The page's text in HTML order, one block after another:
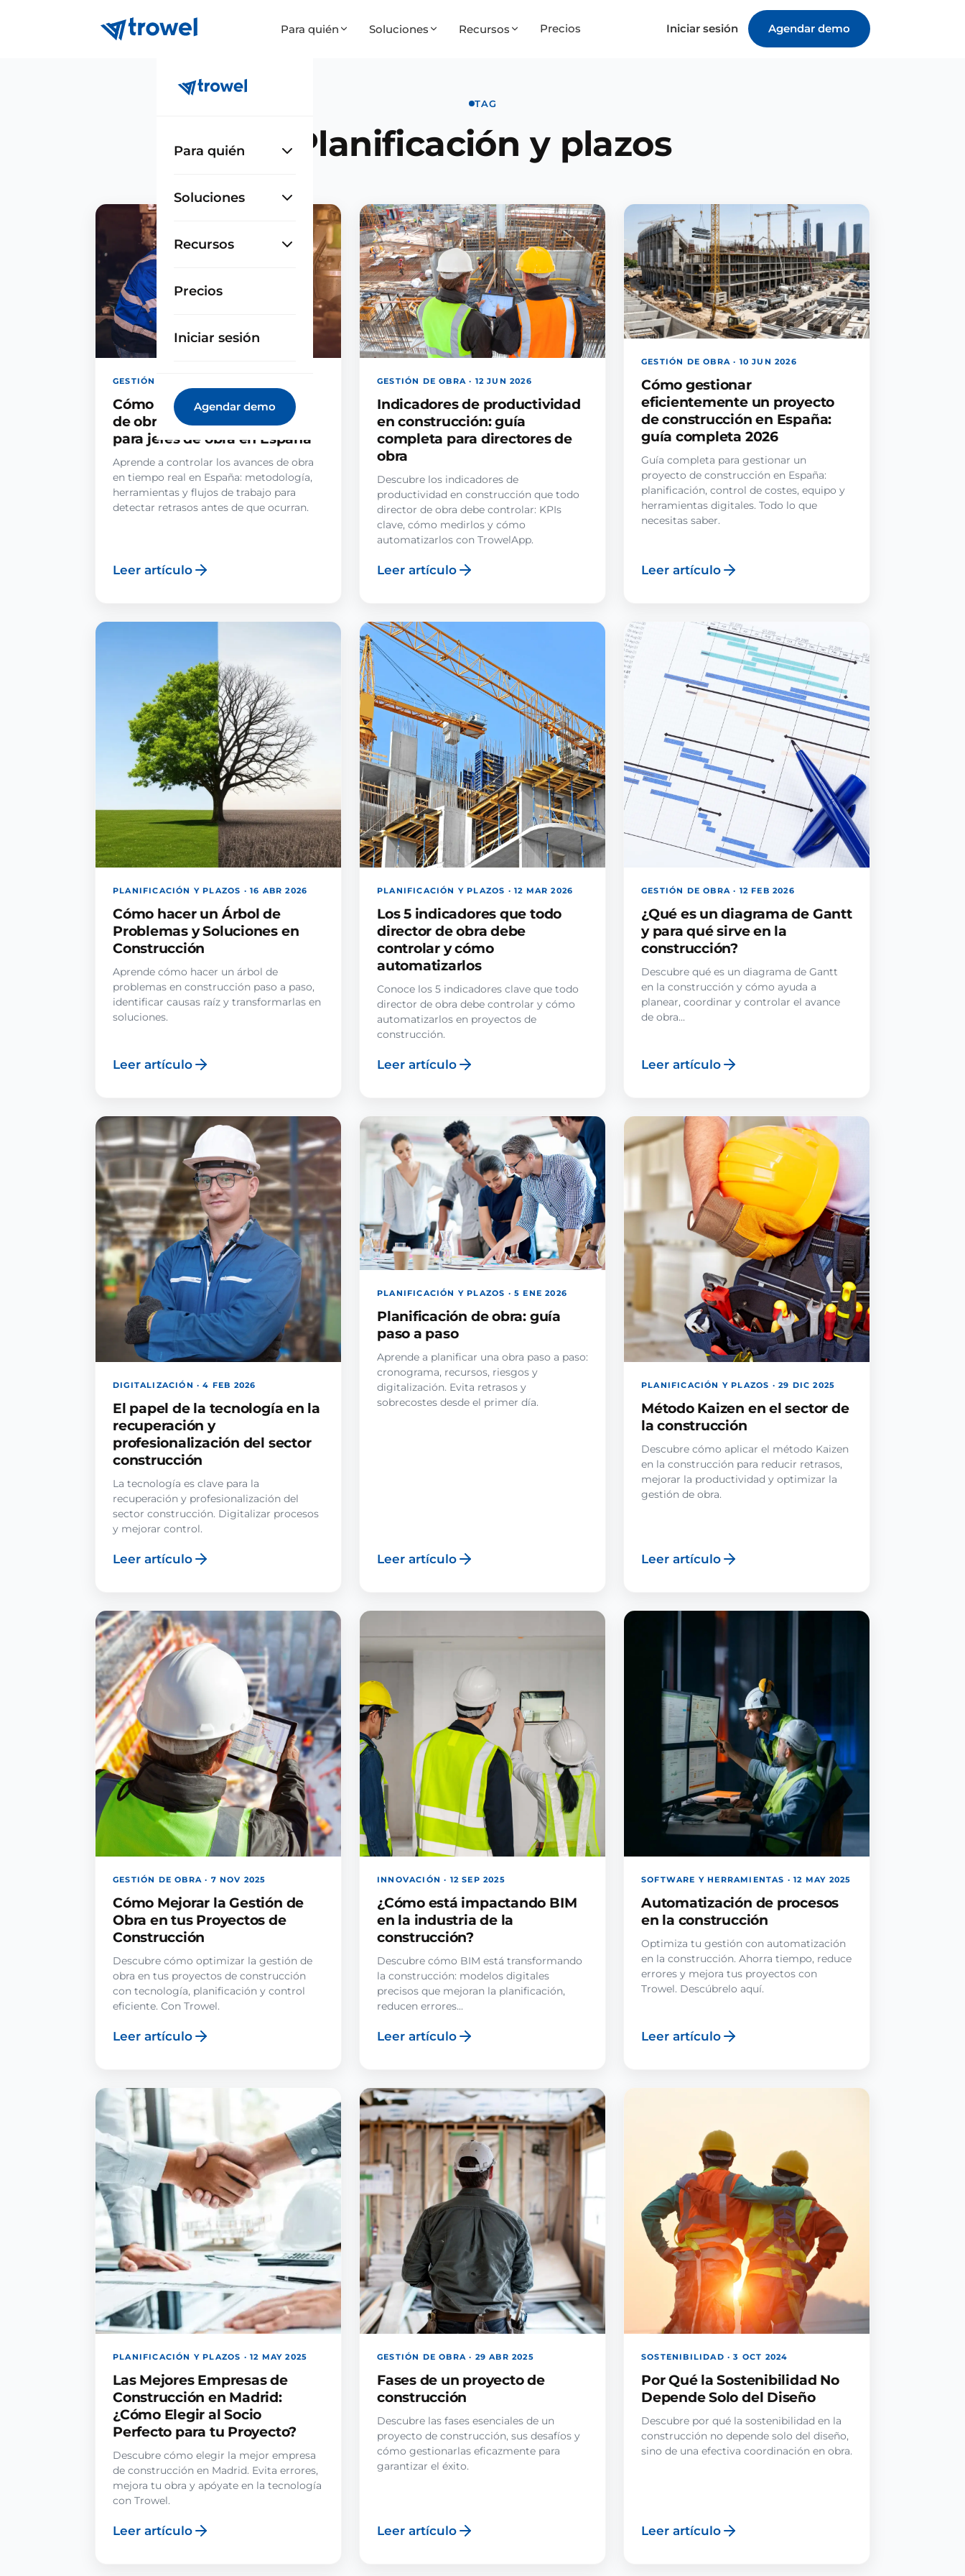
Para quién Soluciones Recursos Precios Iniciar sesión Agendar demo
Para quién
Soluciones
Recursos
Precios
Iniciar sesión
Agendar demo
TAG
Planificación y plazos
GESTIÓN DE OBRA · 15 JUN 2026
Cómo controlar los avances
de obra en tiempo real: guía
para jefes de obra en España
Aprende a controlar los avances de obra
en tiempo real en España: metodología,
herramientas y flujos de trabajo para
detectar retrasos antes de que ocurran.
Leer artículo
GESTIÓN DE OBRA · 12 JUN 2026
Indicadores de productividad
en construcción: guía
completa para directores de
obra
Descubre los indicadores de
productividad en construcción que todo
director de obra debe controlar: KPIs
clave, cómo medirlos y cómo
automatizarlos con TrowelApp.
Leer artículo
GESTIÓN DE OBRA · 10 JUN 2026
Cómo gestionar
eficientemente un proyecto
de construcción en España:
guía completa 2026
Guía completa para gestionar un
proyecto de construcción en España:
planificación, control de costes, equipo y
herramientas digitales. Todo lo que
necesitas saber.
Leer artículo
PLANIFICACIÓN Y PLAZOS · 16 ABR 2026
Cómo hacer un Árbol de
Problemas y Soluciones en
Construcción
Aprende cómo hacer un árbol de
problemas en construcción paso a paso,
identificar causas raíz y transformarlas en
soluciones.
Leer artículo
PLANIFICACIÓN Y PLAZOS · 12 MAR 2026
Los 5 indicadores que todo
director de obra debe
controlar y cómo
automatizarlos
Conoce los 5 indicadores clave que todo
director de obra debe controlar y cómo
automatizarlos en proyectos de
construcción.
Leer artículo
GESTIÓN DE OBRA · 12 FEB 2026
¿Qué es un diagrama de Gantt
y para qué sirve en la
construcción?
Descubre qué es un diagrama de Gantt
en la construcción y cómo ayuda a
planear, coordinar y controlar el avance
de obra...
Leer artículo
DIGITALIZACIÓN · 4 FEB 2026
El papel de la tecnología en la
recuperación y
profesionalización del sector
construcción
La tecnología es clave para la
recuperación y profesionalización del
sector construcción. Digitalizar procesos
y mejorar control.
Leer artículo
PLANIFICACIÓN Y PLAZOS · 5 ENE 2026
Planificación de obra: guía
paso a paso
Aprende a planificar una obra paso a paso:
cronograma, recursos, riesgos y
digitalización. Evita retrasos y
sobrecostes desde el primer día.
Leer artículo
PLANIFICACIÓN Y PLAZOS · 29 DIC 2025
Método Kaizen en el sector de
la construcción
Descubre cómo aplicar el método Kaizen
en la construcción para reducir retrasos,
mejorar la productividad y optimizar la
gestión de obra.
Leer artículo
GESTIÓN DE OBRA · 7 NOV 2025
Cómo Mejorar la Gestión de
Obra en tus Proyectos de
Construcción
Descubre cómo optimizar la gestión de
obra en tus proyectos de construcción
con tecnología, planificación y control
eficiente. Con Trowel.
Leer artículo
INNOVACIÓN · 12 SEP 2025
¿Cómo está impactando BIM
en la industria de la
construcción?
Descubre cómo BIM está transformando
la construcción: modelos digitales
precisos que mejoran la planificación,
reducen errores...
Leer artículo
SOFTWARE Y HERRAMIENTAS · 12 MAY 2025
Automatización de procesos
en la construcción
Optimiza tu gestión con automatización
en la construcción. Ahorra tiempo, reduce
errores y mejora tus proyectos con
Trowel. Descúbrelo aquí.
Leer artículo
PLANIFICACIÓN Y PLAZOS · 12 MAY 2025
Las Mejores Empresas de
Construcción en Madrid:
¿Cómo Elegir al Socio
Perfecto para tu Proyecto?
Descubre cómo elegir la mejor empresa
de construcción en Madrid. Evita errores,
mejora tu obra y apóyate en la tecnología
con Trowel.
Leer artículo
GESTIÓN DE OBRA · 29 ABR 2025
Fases de un proyecto de
construcción
Descubre las fases esenciales de un
proyecto de construcción, sus desafíos y
cómo gestionarlas eficazmente para
garantizar el éxito.
Leer artículo
SOSTENIBILIDAD · 3 OCT 2024
Por Qué la Sostenibilidad No
Depende Solo del Diseño
Descubre por qué la sostenibilidad en la
construcción no depende solo del diseño,
sino de una efectiva coordinación en obra.
Leer artículo